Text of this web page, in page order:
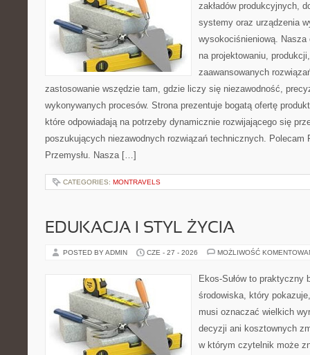
zakładów produkcyjnych,
systemy oraz urządzenia
wysokociśnieniową. Nasza
na projektowaniu,
zaawansowanych
zastosowanie wszędzie tam, gdzie liczy się niezawodność,
wykonywanych procesów. Strona prezentuje bogatą ofertę
które odpowiadają na potrzeby dynamicznie rozwijającego się
poszukujących niezawodnych rozwiązań technicznych. Polecam
Przemysłu. Nasza […]
CATEGORIES: MONTRAVELS
EDUKACJA I STYL ŻYCIA
POSTED BY ADMIN CZE - 27 - 2026 MOŻLIWOŚĆ
Ekos-Sułów to praktyczny
środowiska, który
musi oznaczać wielkich
decyzji ani kosztownych
w którym czytelnik może